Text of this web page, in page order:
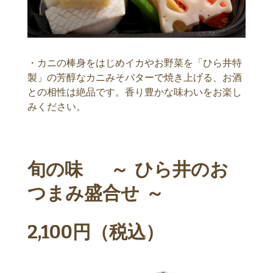
・カニの棒身をはじめイカやお野菜を「ひら井特
製」の芳醇なカニみそバターで焼き上げる、お酒
との相性は絶品です。香り豊かな味わいをお楽し
みください。
旬の味 ～ ひら井のお
つまみ盛合せ ～
2,100円（税込）